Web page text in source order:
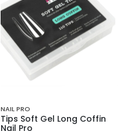
NAIL PRO
Tips Soft Gel Long Coffin
Nail Pro